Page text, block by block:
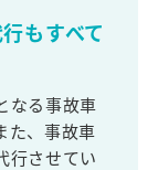
もすべて
なる事故車
た、事故車
行させてい